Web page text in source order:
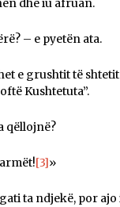
dhe iu afruan.
– e pyetën ata.
e grushtit të
Kushtetuta”.
qëllojnë?
[3]»
ta ndjekë, por ajo